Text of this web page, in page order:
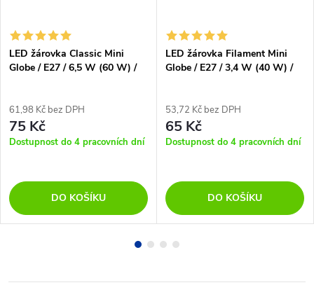
LED žárovka Classic Mini
Globe / E27 / 6,5 W (60 W) /
61,98 Kč bez DPH
75 Kč
Dostupnost do 4 pracovních dní
DO KOŠÍKU
LED žárovka Filament Mini
Globe / E27 / 3,4 W (40 W) /
53,72 Kč bez DPH
65 Kč
Dostupnost do 4 pracovních dní
DO KOŠÍKU